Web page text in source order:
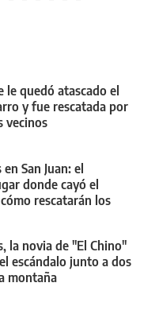
le quedó atascado el
y fue rescatada por
vecinos
San Juan: el
donde cayó el
rescatarán los
la novia de "El Chino"
escándalo junto a dos
montaña